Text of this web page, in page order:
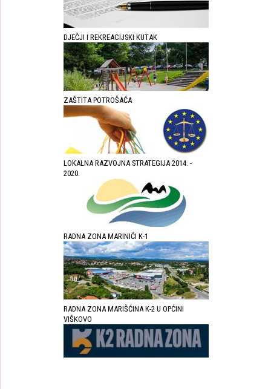
DJEČJI I REKREACIJSKI KUTAK
ZAŠTITA POTROŠAĆA
LOKALNA RAZVOJNA STRATEGIJA 2014. -
2020.
RADNA ZONA MARINIĆI K-1
RADNA ZONA MARIŠĆINA K-2 U OPĆINI
VIŠKOVO